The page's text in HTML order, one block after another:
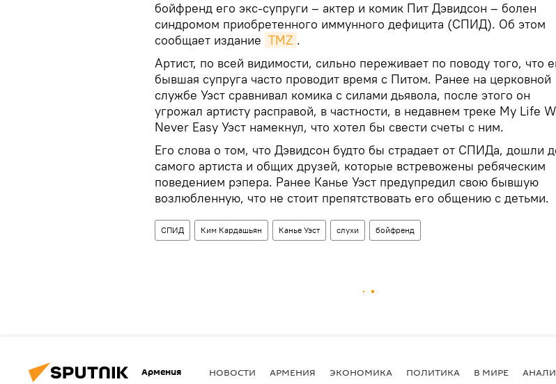
бойфренд его экс-супруги – актер и комик Пит Дэвидсон – болен
синдромом приобретенного иммунного дефицита (СПИД). Об этом
сообщает издание TMZ .
Артист, по всей видимости, сильно переживает по поводу того, что
бывшая супруга часто проводит время с Питом. Ранее на церковной
службе Уэст сравнивал комика с силами дьявола, после этого он
угрожал артисту расправой, в частности, в недавнем треке My Life
Never Easy Уэст намекнул, что хотел бы свести счеты с ним.
Его слова о том, что Дэвидсон будто бы страдает от СПИДа, дошли
самого артиста и общих друзей, которые встревожены ребяческим
поведением рэпера. Ранее Канье Уэст предупредил свою бывшую
возлюбленную, что не стоит препятствовать его общению с детьми.
СПИД Ким Кардашьян Канье Уэст слухи бойфренд
Армения НОВОСТИ АРМЕНИЯ ЭКОНОМИКА ПОЛИТИКА В МИРЕ